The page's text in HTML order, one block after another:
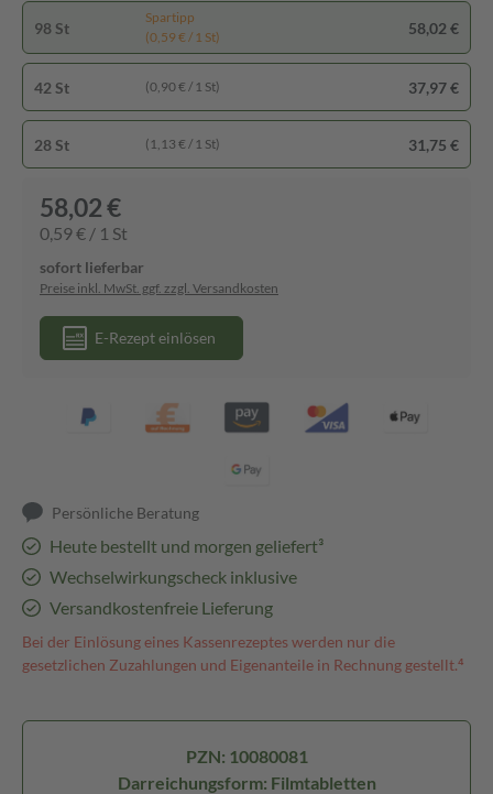
98 St
Spartipp
(0,59 € / 1 St)
58,02 €
42 St (0,90 € / 1 St) 37,97 €
28 St (1,13 € / 1 St) 31,75 €
58,02 €
0,59 € / 1 St
sofort lieferbar
Preise inkl. MwSt. ggf. zzgl. Versandkosten
E-Rezept einlösen
Persönliche Beratung
Heute bestellt und morgen geliefert³
Wechselwirkungscheck inklusive
Versandkostenfreie Lieferung
Bei der Einlösung eines Kassenrezeptes werden nur die
gesetzlichen Zuzahlungen und Eigenanteile in Rechnung gestellt.⁴
PZN: 10080081
Darreichungsform: Filmtabletten